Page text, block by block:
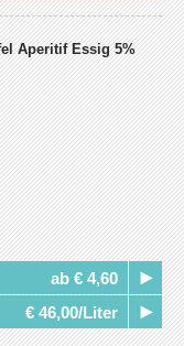
Aperitif Essig 5%
ab € 4,60
€ 46,00/Liter